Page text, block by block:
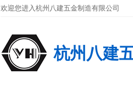
欢迎您进入杭州八建五金制造有限公司
杭州八建